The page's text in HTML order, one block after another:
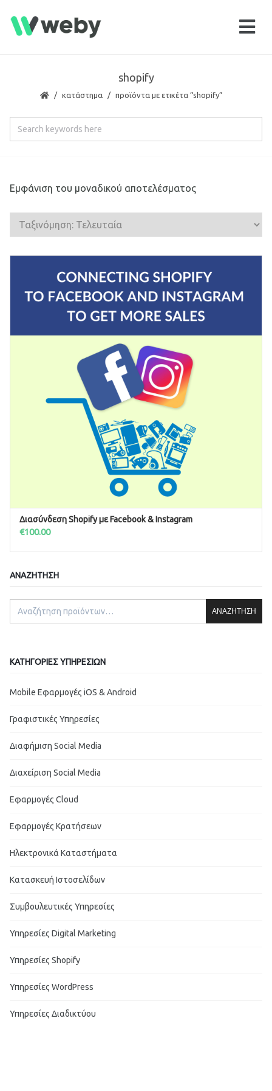
shopify
κατάστημα προϊόντα με ετικέτα “shopify”
Εμφάνιση του μοναδικού αποτελέσματος
ΠΡΟΣΘΉΚΗ ΣΤΟ ΚΑΛΆΘΙ
Διασύνδεση Shopify με Facebook & Instagram
€100.00
ΑΝΑΖΉΤΗΣΗ
ΑΝΑΖΉΤΗΣΗ
ΚΑΤΗΓΟΡΊΕΣ ΥΠΗΡΕΣΙΏΝ
Mobile Εφαρμογές iOS & Android
Γραφιστικές Υπηρεσίες
Διαφήμιση Social Media
Διαχείριση Social Media
Εφαρμογές Cloud
Εφαρμογές Κρατήσεων
Ηλεκτρονικά Καταστήματα
Κατασκευή Ιστοσελίδων
Συμβουλευτικές Υπηρεσίες
Υπηρεσίες Digital Marketing
Υπηρεσίες Shopify
Υπηρεσίες WordPress
Υπηρεσίες Διαδικτύου